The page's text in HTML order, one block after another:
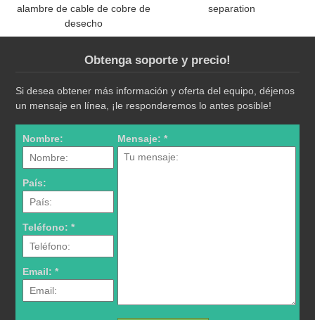
alambre de cable de cobre de
desecho
separation
Obtenga soporte y precio!
Si desea obtener más información y oferta del equipo, déjenos
un mensaje en línea, ¡le responderemos lo antes posible!
Nombre:
País:
Teléfono: *
Email: *
Mensaje: *